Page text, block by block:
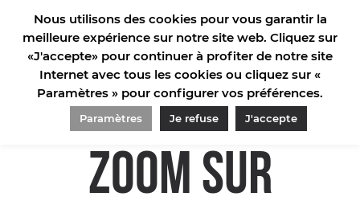
ACCUEIL/MANIFESTATIONS/PAGE 6
ZOOM SUR
Nous utilisons des cookies pour vous garantir la
meilleure expérience sur notre site web. Cliquez sur
«J'accepte» pour continuer à profiter de notre site
Internet avec tous les cookies ou cliquez sur «
Paramètres » pour configurer vos préférences.
Paramètres Je refuse J'accepte